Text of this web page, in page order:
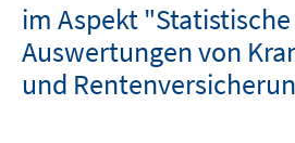
im Aspekt "Statistische
Auswertungen von
und